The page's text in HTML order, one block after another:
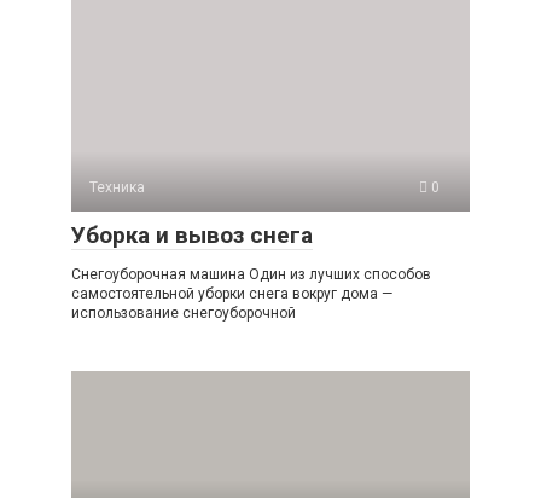
Техника 0
Уборка и вывоз снега
Снегоуборочная машина Один из лучших способов
самостоятельной уборки снега вокруг дома —
использование снегоуборочной